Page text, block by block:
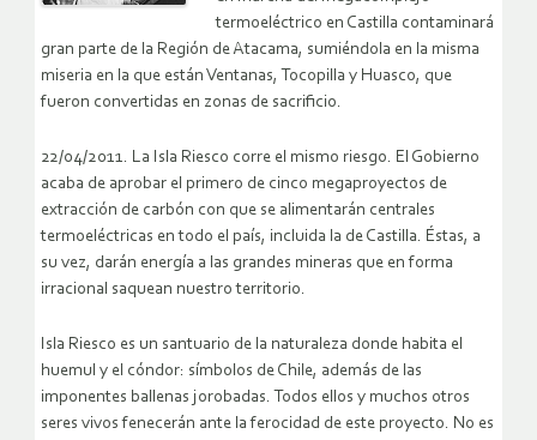
termoeléctrico en Castilla contaminará
gran parte de la Región de Atacama, sumiéndola en la misma
miseria en la que están Ventanas, Tocopilla y Huasco, que
fueron convertidas en zonas de sacrificio.
22/04/2011. La Isla Riesco corre el mismo riesgo. El Gobierno
acaba de aprobar el primero de cinco megaproyectos de
extracción de carbón con que se alimentarán centrales
termoeléctricas en todo el país, incluida la de Castilla. Éstas, a
su vez, darán energía a las grandes mineras que en forma
irracional saquean nuestro territorio.
Isla Riesco es un santuario de la naturaleza donde habita el
huemul y el cóndor: símbolos de Chile, además de las
imponentes ballenas jorobadas. Todos ellos y muchos otros
seres vivos fenecerán ante la ferocidad de este proyecto. No es